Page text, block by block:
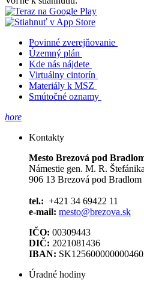
Povinné zverejňovanie
Územný plán
Kde nás nájdete
Virtuálny cintorín
Materiály k MSZ
Smútočné oznamy
hore
Kontakty
Mesto Brezová pod
Námestie gen. M. R.
906 13 Brezová pod Bradlom
tel.: +421 34 69422 11
e-mail: mesto@brezova.sk
IČO: 00309443
DIČ: 2021081436
IBAN:
Úradné hodiny